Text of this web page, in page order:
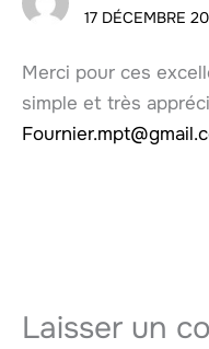
17 DÉCEMBRE
Merci pour ces
simple et très
Laisser un